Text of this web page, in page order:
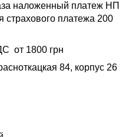
наложенный платеж НП
страхового платежа 200
от 1800 грн
84, корпус 26